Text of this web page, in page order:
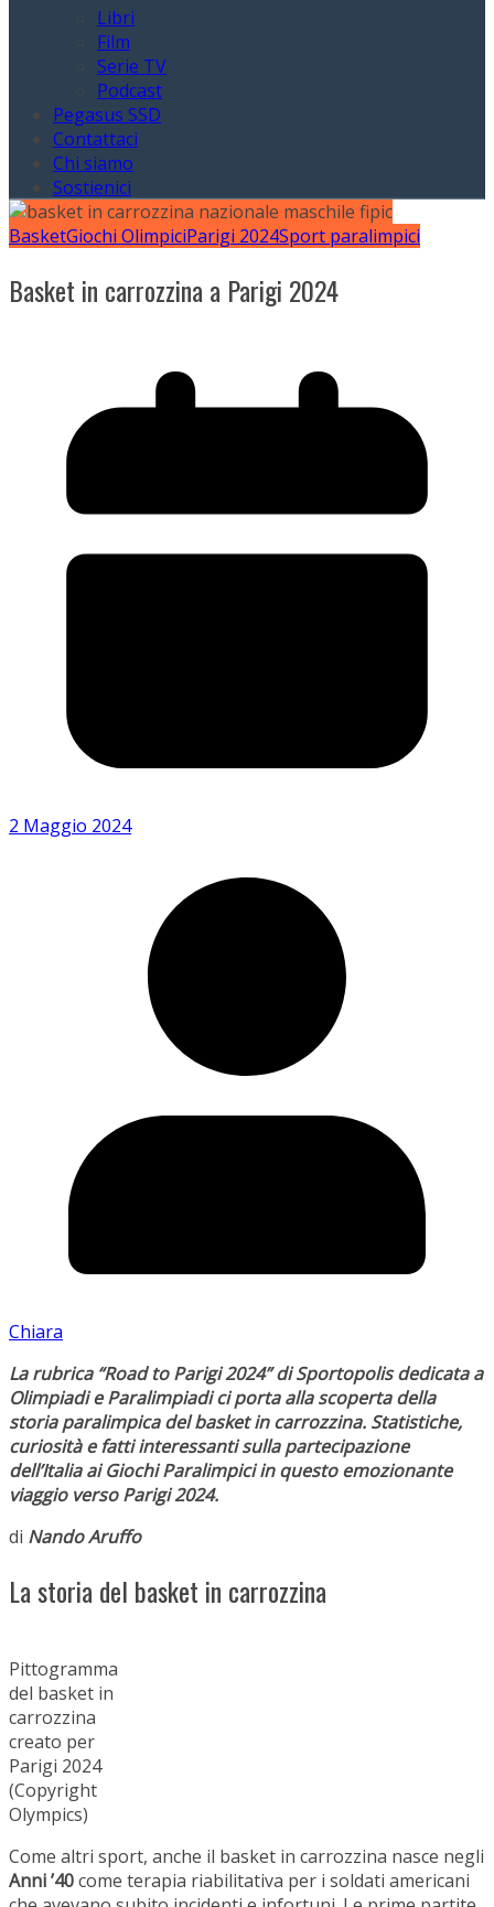
Libri
Film
Serie TV
Podcast
Pegasus SSD
Contattaci
Chi siamo
Sostienici
BasketGiochi OlimpiciParigi 2024Sport paralimpici
Basket in carrozzina a Parigi 2024
2 Maggio 2024
Chiara
La rubrica “Road to Parigi 2024” di Sportopolis dedicata a
Olimpiadi e Paralimpiadi ci porta alla scoperta della
storia paralimpica del basket in carrozzina. Statistiche,
curiosità e fatti interessanti sulla partecipazione
dell’Italia ai Giochi Paralimpici in questo emozionante
viaggio verso Parigi 2024.
di Nando Aruffo
La storia del basket in carrozzina
Pittogramma
del basket in
carrozzina
creato per
Parigi 2024
(Copyright
Olympics)
Come altri sport, anche il basket in carrozzina nasce negli
Anni ’40come terapia riabilitativa per i soldati americani